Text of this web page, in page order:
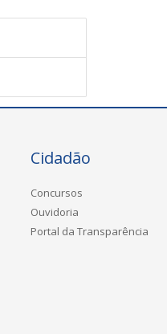
Cidadão
Concursos
Ouvidoria
Portal da Transparência